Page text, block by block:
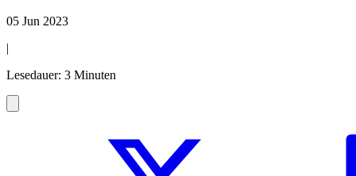
05 Jun 2023
|
Lesedauer: 3 Minuten